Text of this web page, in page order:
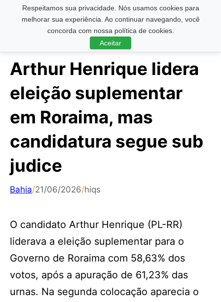
Respeitamos sua privacidade. Nós usamos cookies para
melhorar sua experiência. Ao continuar navegando, você
concorda com nossa política de cookies.
Aceitar
Pesquisar ...
Arthur Henrique lidera
eleição suplementar
em Roraima, mas
candidatura segue sub
judice
Bahia/21/06/2026/hiqs
O candidato Arthur Henrique (PL-RR)
liderava a eleição suplementar para o
Governo de Roraima com 58,63% dos
votos, após a apuração de 61,23% das
urnas. Na segunda colocação aparecia o